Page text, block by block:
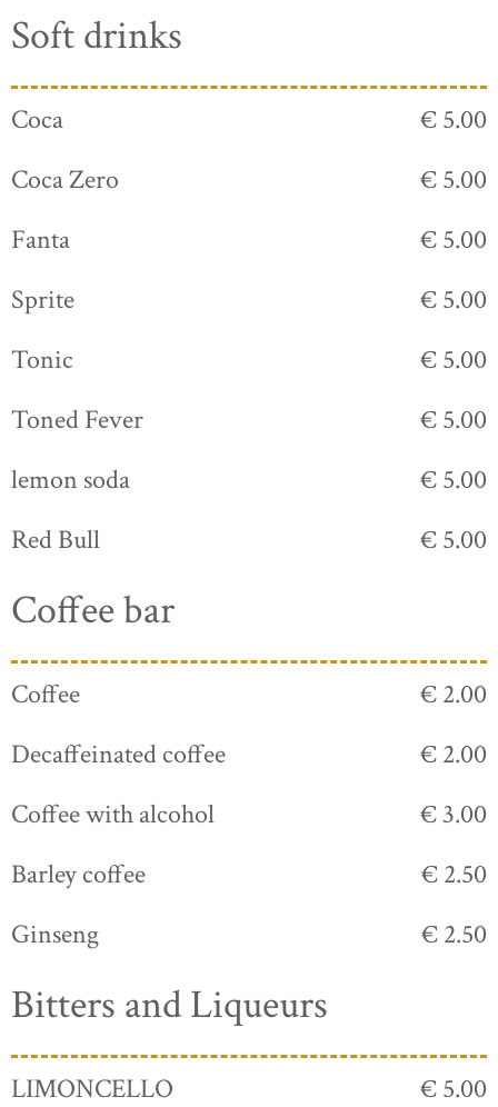
Soft drinks
Coca
€ 5.00
Coca Zero
€ 5.00
Fanta
€ 5.00
Sprite
€ 5.00
Tonic
€ 5.00
Toned Fever
€ 5.00
lemon soda
€ 5.00
Red Bull
€ 5.00
Coffee bar
Coffee
€ 2.00
Decaffeinated coffee
€ 2.00
Coffee with alcohol
€ 3.00
Barley coffee
€ 2.50
Ginseng
€ 2.50
Bitters and Liqueurs
LIMONCELLO € 5.00